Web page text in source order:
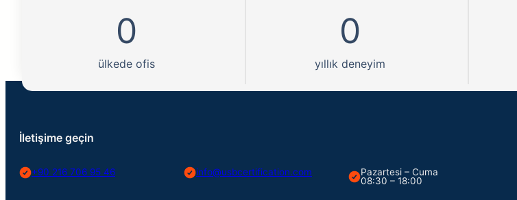
0
ülkede ofis
0
yıllık deneyim
İletişime geçin
+90 216 706 95 46 info@usbcertification.com
Pazartesi – Cuma
08:30 – 18:00